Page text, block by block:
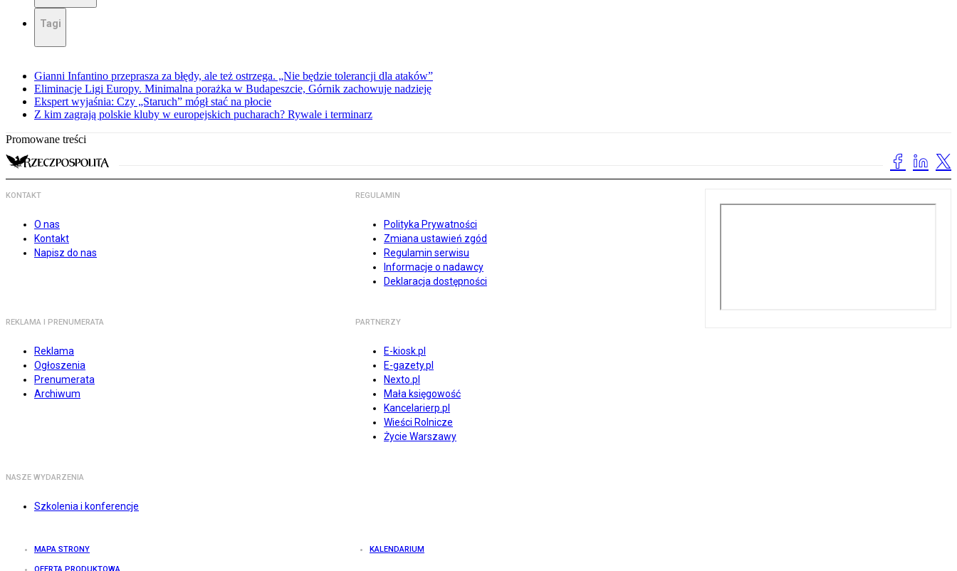
Tagi
Gianni Infantino przeprasza za błędy, ale też ostrzega. „Nie będzie tolerancji dla ataków”
Eliminacje Ligi Europy. Minimalna porażka w Budapeszcie, Górnik zachowuje nadzieję
Ekspert wyjaśnia: Czy „Staruch” mógł stać na płocie
Z kim zagrają polskie kluby w europejskich pucharach? Rywale i terminarz
Promowane treści
KONTAKT
O nas
Kontakt
Napisz do nas
REGULAMIN
Polityka Prywatności
Zmiana ustawień zgód
Regulamin serwisu
Informacje o nadawcy
Deklaracja dostępności
REKLAMA I PRENUMERATA
Reklama
Ogłoszenia
Prenumerata
Archiwum
PARTNERZY
E-kiosk.pl
E-gazety.pl
Nexto.pl
Mała księgowość
Kancelarierp.pl
Wieści Rolnicze
Życie Warszawy
NASZE WYDARZENIA
Szkolenia i konferencje
MAPA STRONY KALENDARIUM